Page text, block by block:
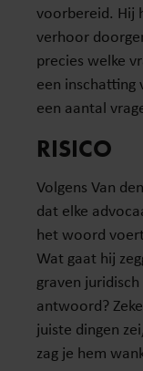
voorbereid. Hij
verhoor
precies welke
een inschatting
een aantal
RISICO
Volgens Van
dat elke
het woord
Wat gaat hij
graven
antwoord?
juiste dingen
zag je hem